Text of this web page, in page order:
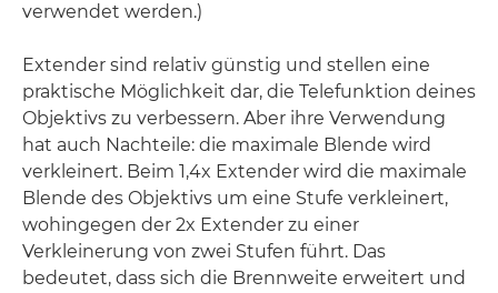
verwendet werden.)
Extender sind relativ günstig und stellen eine
praktische Möglichkeit dar, die Telefunktion deines
Objektivs zu verbessern. Aber ihre Verwendung
hat auch Nachteile: die maximale Blende wird
verkleinert. Beim 1,4x Extender wird die maximale
Blende des Objektivs um eine Stufe verkleinert,
wohingegen der 2x Extender zu einer
Verkleinerung von zwei Stufen führt. Das
bedeutet, dass sich die Brennweite erweitert und